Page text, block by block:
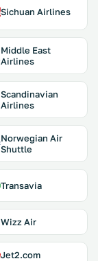
Sichuan Airlines
Middle East
Airlines
Scandinavian
Airlines
Norwegian Air
Shuttle
Transavia
Wizz Air
Jet2.com